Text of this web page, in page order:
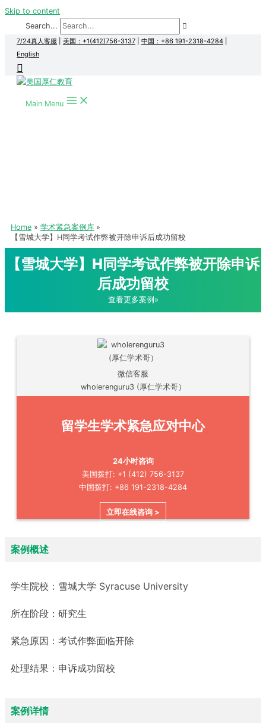
Skip to content
Search...
7/24真人客服 美国：+1(412)756-3137 中国：+86 191-2318-4284
English
Main Menu
Home
学术紧急案例库
【雪城大学】H同学考试作弊被开除申诉后成功留校
【雪城大学】H同学考试作弊被开除申诉
后成功留校
查看更多案例»
微信客服
wholerenguru3 (厚仁学术哥）
留学生学术紧急应对中心
24小时咨询
美国拨打: +1 (412) 756-3137
中国拨打: +86 191-2318-4284
立即在线咨询 >
案例概述
学生院校： 雪城大学 Syracuse University
所在阶段： 研究生
紧急原因： 考试作弊面临开除
处理结果： 申诉成功留校
案例详情